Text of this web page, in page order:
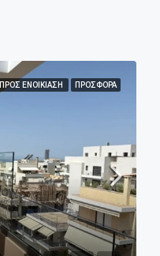
ΠΡΟΣ ΕΝΟΙΚΊΑΣΗ ΠΡΟΣΦΟΡΆ